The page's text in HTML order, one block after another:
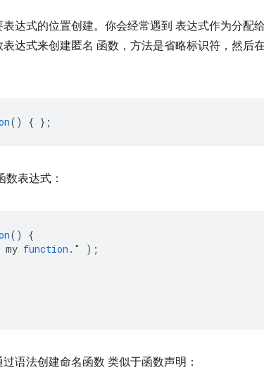
表达式的位置创建。你会经常遇到 表达式作为分配
达式来创建匿名 函数，方法是省略标识符，然后
() { };
数表达式：
()
{
my function . "
);
语法创建命名函数 类似于函数声明：